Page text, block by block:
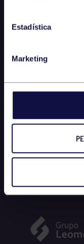
Estadística
Marketing